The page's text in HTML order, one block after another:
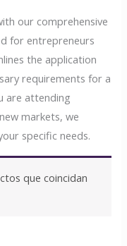
our comprehensive
for entrepreneurs
the application
requirements for a
are attending
markets, we
specific needs.
que coincidan